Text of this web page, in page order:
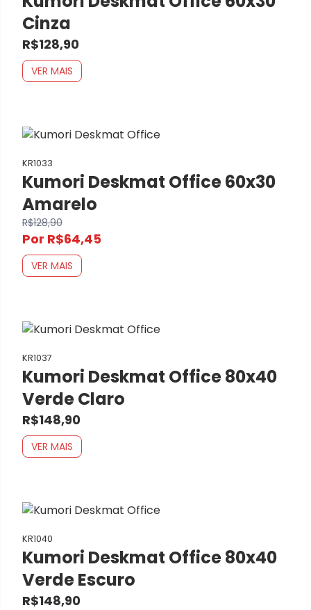
Cinza
R$128,90
VER MAIS
KR1033
Kumori Deskmat Office 60x30
Amarelo
R$128,90
Por R$64,45
VER MAIS
KR1037
Kumori Deskmat Office 80x40
Verde Claro
R$148,90
VER MAIS
KR1040
Kumori Deskmat Office 80x40
Verde Escuro
R$148,90